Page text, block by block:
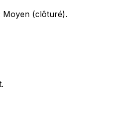
Moyen (clôturé).